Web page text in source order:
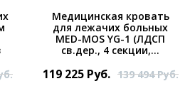
*}
Медицинская кровать
для лежачих больных
MED-MOS YG-1 (ЛДСП
св.дер., 4 секции,...
119 225 Руб. 139 494Руб.